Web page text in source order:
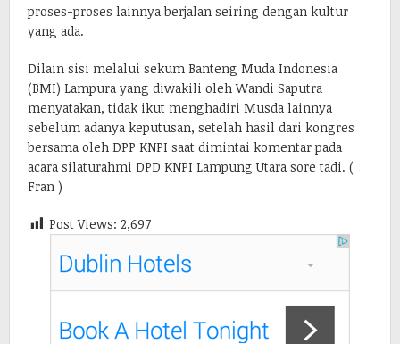
proses-proses lainnya berjalan seiring dengan kultur
yang ada.
Dilain sisi melalui sekum Banteng Muda Indonesia
(BMI) Lampura yang diwakili oleh Wandi Saputra
menyatakan, tidak ikut menghadiri Musda lainnya
sebelum adanya keputusan, setelah hasil dari kongres
bersama oleh DPP KNPI saat dimintai komentar pada
acara silaturahmi DPD KNPI Lampung Utara sore tadi. (
Fran )
Post Views: 2,697